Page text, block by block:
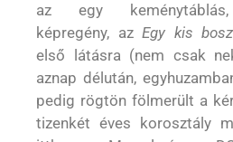
az egy keménytáblás,
képregény, az Egy kis
első látásra (nem csak
aznap délután,
pedig rögtön fölmerült a
tizenkét éves korosztály